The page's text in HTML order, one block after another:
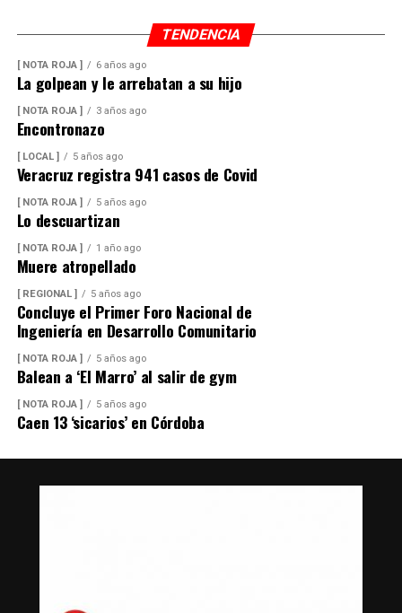
TENDENCIA
[ NOTA ROJA ] 6 años ago
La golpean y le arrebatan a su hijo
[ NOTA ROJA ] 3 años ago
Encontronazo
[ LOCAL ] 5 años ago
Veracruz registra 941 casos de Covid
[ NOTA ROJA ] 5 años ago
Lo descuartizan
[ NOTA ROJA ] 1 año ago
Muere atropellado
[ REGIONAL ] 5 años ago
Concluye el Primer Foro Nacional de
Ingeniería en Desarrollo Comunitario
[ NOTA ROJA ] 5 años ago
Balean a ‘El Marro’ al salir de gym
[ NOTA ROJA ] 5 años ago
Caen 13 ‘sicarios’ en Córdoba